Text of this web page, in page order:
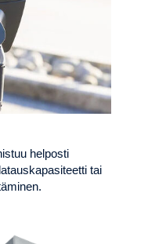
helposti
tai